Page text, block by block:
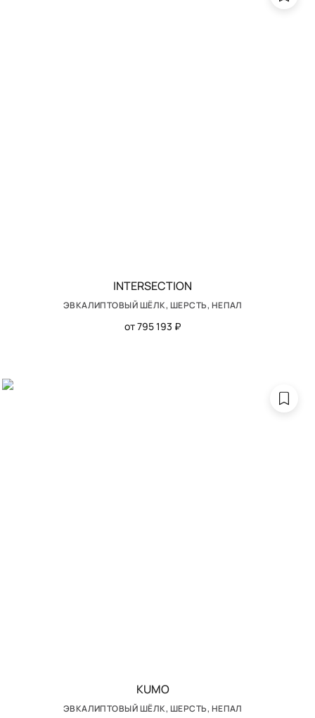
INTERSECTION
ЭВКАЛИПТОВЫЙ ШЁЛК, ШЕРСТЬ, НЕПАЛ
от 795 193 ₽
KUMO
ЭВКАЛИПТОВЫЙ ШЁЛК, ШЕРСТЬ, НЕПАЛ